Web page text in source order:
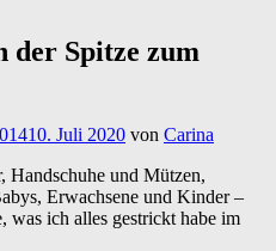
der Spitze zum
10. Juli 2020 von Carina
Handschuhe und Mützen,
Erwachsene und Kinder –
was ich alles gestrickt habe im